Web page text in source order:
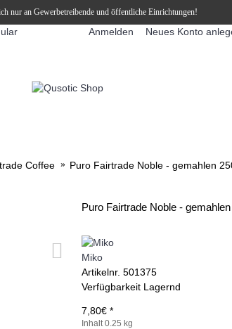
nur an Gewerbetreibende und öffentliche Einrichtungen!
Anmelden Neues Konto
Coffee Puro Fairtrade Noble - gemahlen
Puro Fairtrade Noble -
Miko
Artikelnr. 501375
Verfügbarkeit Lagernd
7,80€ *
Inhalt 0.25 kg